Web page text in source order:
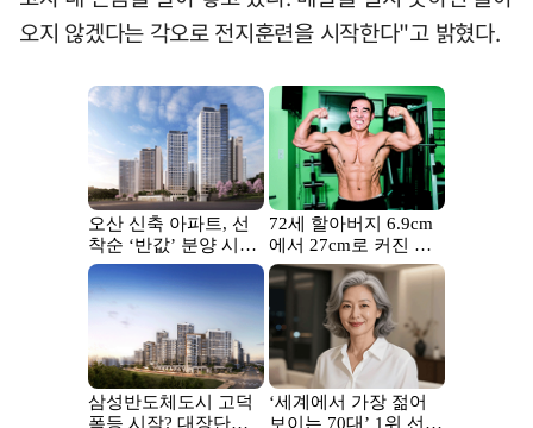
오지 않겠다는 각오로 전지훈련을 시작한다"고 밝혔다.